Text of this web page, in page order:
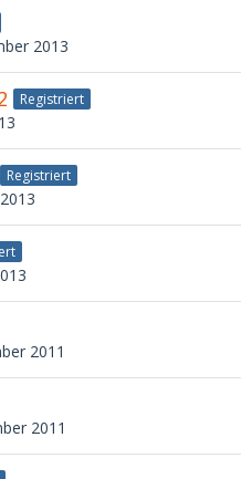
2013
Registriert
Registriert
2011
2011